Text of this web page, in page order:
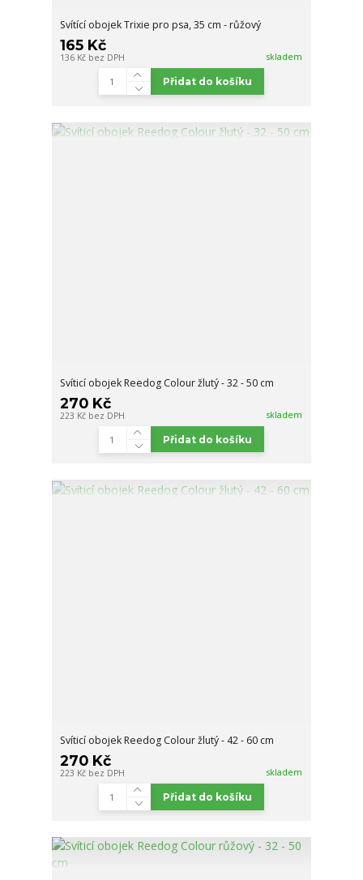
Svítící obojek Trixie pro psa, 35 cm - růžový
165 Kč
136 Kč bez DPH skladem
Přidat do košíku
Svíticí obojek Reedog Colour žlutý - 32 - 50 cm
270 Kč
223 Kč bez DPH skladem
Přidat do košíku
Svíticí obojek Reedog Colour žlutý - 42 - 60 cm
270 Kč
223 Kč bez DPH skladem
Přidat do košíku